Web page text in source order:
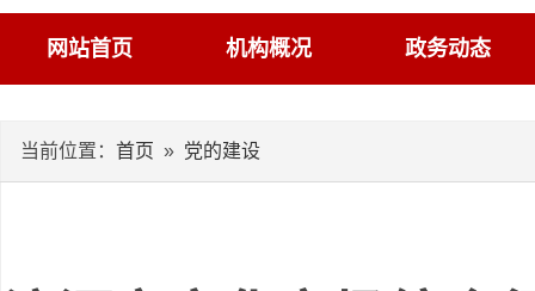
网站首页 机构概况 政务动态
当前位置： 首页 » 党的建设